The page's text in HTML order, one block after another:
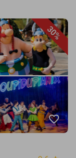
30%
favorite_border